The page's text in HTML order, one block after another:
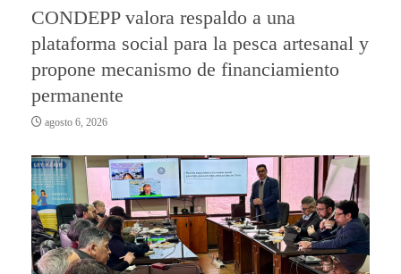
CONDEPP valora respaldo a una
plataforma social para la pesca artesanal y
propone mecanismo de financiamiento
permanente
agosto 6, 2026